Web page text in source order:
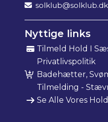
solklub@solklub.dk
Nyttige links
Privatlivspolitik
Se Alle Vores